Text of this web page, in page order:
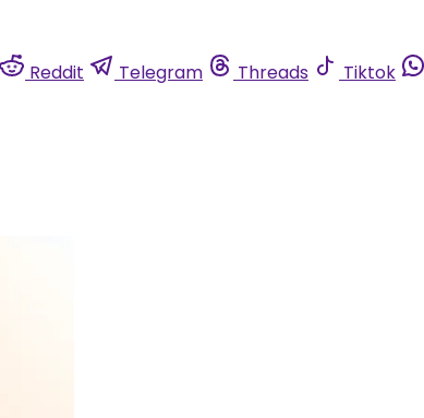
Reddit Telegram Threads Tiktok